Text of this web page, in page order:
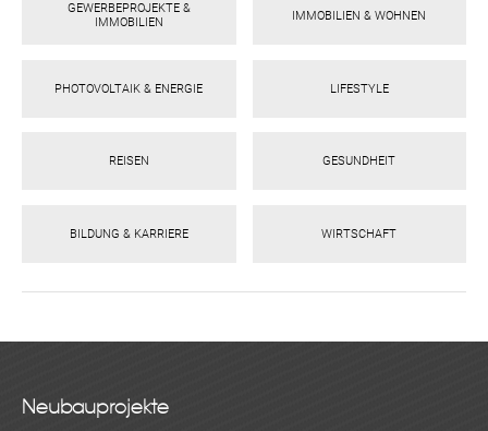
GEWERBEPROJEKTE &
IMMOBILIEN
IMMOBILIEN & WOHNEN
PHOTOVOLTAIK & ENERGIE LIFESTYLE
REISEN GESUNDHEIT
BILDUNG & KARRIERE WIRTSCHAFT
Neubauprojekte